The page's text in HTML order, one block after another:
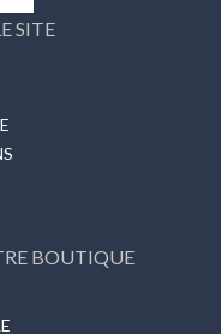
SITE
BOUTIQUE